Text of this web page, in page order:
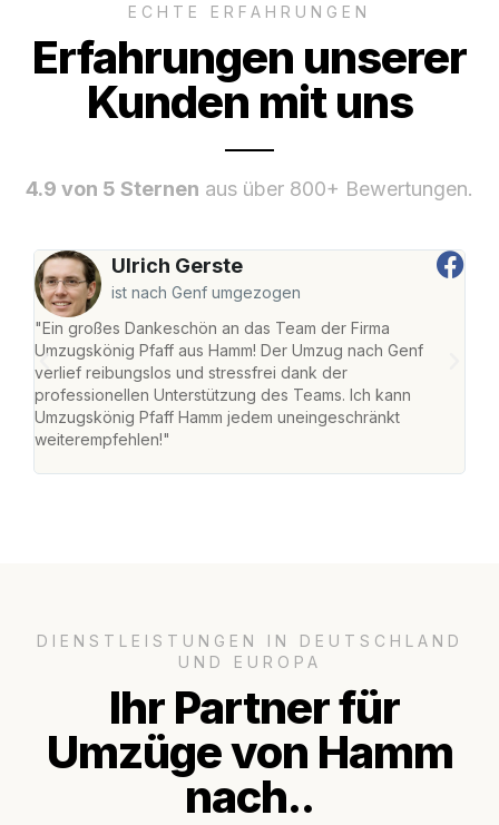
ECHTE ERFAHRUNGEN
Erfahrungen unserer
Kunden mit uns
4.9 von 5 Sternen aus über 800+ Bewertungen.
Ulrich Gerste
ist nach Genf umgezogen
"Ein großes Dankeschön an das Team der Firma
Umzugskönig Pfaff aus Hamm! Der Umzug nach Genf
verlief reibungslos und stressfrei dank der
professionellen Unterstützung des Teams. Ich kann
Umzugskönig Pfaff Hamm jedem uneingeschränkt
weiterempfehlen!"
DIENSTLEISTUNGEN IN DEUTSCHLAND
UND EUROPA
Ihr Partner für
Umzüge von Hamm
nach..